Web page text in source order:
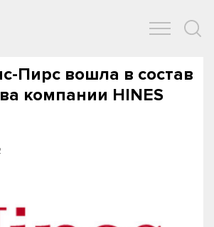
Пирс вошла в состав
компании HINES